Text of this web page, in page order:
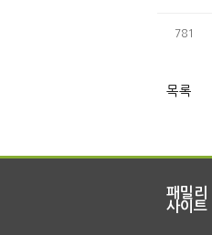
781
목록
패밀리
사이트